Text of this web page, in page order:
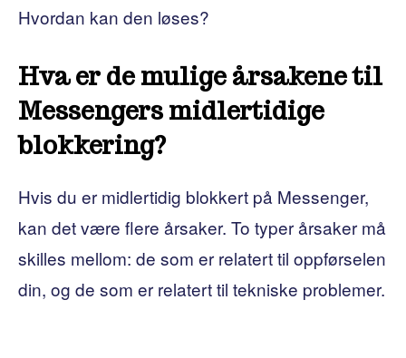
Hvordan kan den løses?
Hva er de mulige årsakene til
Messengers midlertidige
blokkering?
Hvis du er midlertidig blokkert på Messenger,
kan det være flere årsaker. To typer årsaker må
skilles mellom: de som er relatert til oppførselen
din, og de som er relatert til tekniske problemer.